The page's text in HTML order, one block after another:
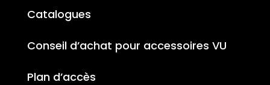
Catalogues
Conseil d’achat pour accessoires VU
Plan d’accès